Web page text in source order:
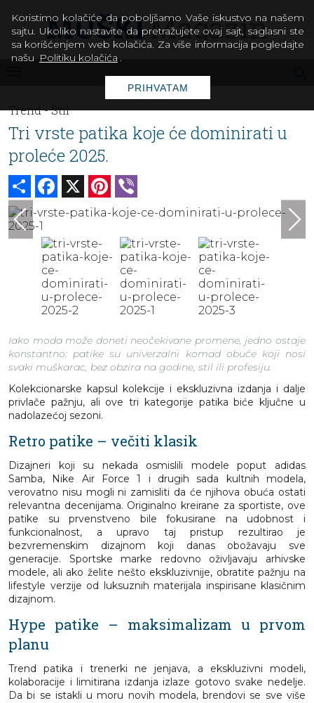
Trend -Stil
Tri vrste patika koje će dominirati u
proleće 2025.
Share Facebook Pinterest
Iako moda može doneti neočekivane promene, jedno ostaje
konstantno: patike su univerzalni komad obuće koji nosi
svaki muškarac, bez obzira na godine, stil ili profesiju.
Kolekcionarske kapsul kolekcije i ekskluzivna izdanja i dalje
privlače pažnju, ali ove tri kategorije patika biće ključne u
nadolazećoj sezoni.
Retro patike – večiti klasik
Dizajneri koji su nekada osmislili modele poput adidas
Samba, Nike Air Force 1 i drugih sada kultnih modela,
verovatno nisu mogli ni zamisliti da će njihova obuća ostati
relevantna decenijama. Originalno kreirane za sportiste, ove
patike su prvenstveno bile fokusirane na udobnost i
funkcionalnost, a upravo taj pristup rezultirao je
bezvremenskim dizajnom koji danas obožavaju sve
generacije. Sportske marke redovno oživljavaju arhivske
modele, ali ako želite nešto ekskluzivnije, obratite pažnju na
lifestyle verzije od luksuznih materijala inspirisane klasičnim
dizajnom.
Hype patike – maksimalizam u prvom
planu
Trend patika i trenerki ne jenjava, a ekskluzivni modeli,
kolaboracije i limitirana izdanja izlaze gotovo svake nedelje.
Da bi se istakli u moru novih modela, brendovi se sve više
Koristimo kolačiće da poboljšamo Vaše iskustvo na našem
sajtu. Ukoliko nastavite da pretražujete ovaj sajt, saglasni ste
sa korišćenjem web kolačića. Za više informacija pogledajte
našu Politiku kolačića .
PRIHVATAM